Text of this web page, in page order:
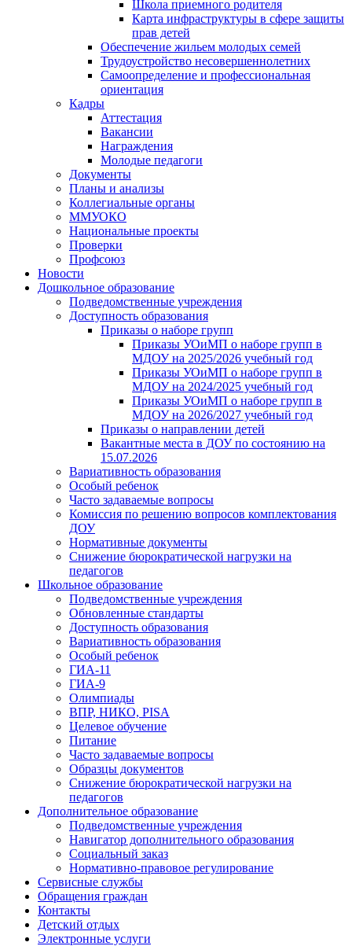
Школа приемного родителя
Карта инфраструктуры в сфере защиты
прав детей
Обеспечение жильем молодых семей
Трудоустройство несовершеннолетних
Самоопределение и профессиональная
ориентация
Кадры
Аттестация
Вакансии
Награждения
Молодые педагоги
Документы
Планы и анализы
Коллегиальные органы
ММУОКО
Национальные проекты
Проверки
Профсоюз
Новости
Дошкольное образование
Подведомственные учреждения
Доступность образования
Приказы о наборе групп
Приказы УОиМП о наборе групп в
МДОУ на 2025/2026 учебный год
Приказы УОиМП о наборе групп в
МДОУ на 2024/2025 учебный год
Приказы УОиМП о наборе групп в
МДОУ на 2026/2027 учебный год
Приказы о направлении детей
Вакантные места в ДОУ по состоянию на
15.07.2026
Вариативность образования
Особый ребенок
Часто задаваемые вопросы
Комиссия по решению вопросов комплектования
ДОУ
Нормативные документы
Снижение бюрократической нагрузки на
педагогов
Школьное образование
Подведомственные учреждения
Обновленные стандарты
Доступность образования
Вариативность образования
Особый ребенок
ГИА-11
ГИА-9
Олимпиады
ВПР, НИКО, PISA
Целевое обучение
Питание
Часто задаваемые вопросы
Образцы документов
Снижение бюрократической нагрузки на
педагогов
Дополнительное образование
Подведомственные учреждения
Навигатор дополнительного образования
Социальный заказ
Нормативно-правовое регулирование
Сервисные службы
Обращения граждан
Контакты
Детский отдых
Электронные услуги